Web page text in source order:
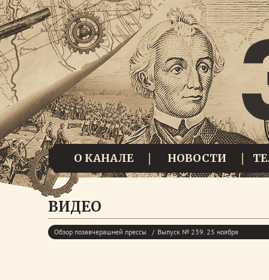
О КАНАЛЕ НОВОСТИ
ВИДЕО
Обзор позавчерашней прессы Выпуск № 239. 25 ноября